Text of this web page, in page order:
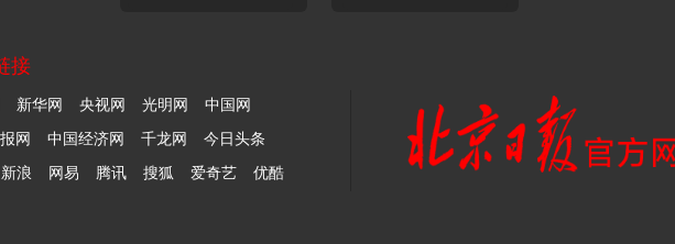
接
新华网 央视网 光明网
中国网
网
中国经济网 千龙网
今日头条
新浪 网易 腾讯 搜狐 爱奇艺 优酷